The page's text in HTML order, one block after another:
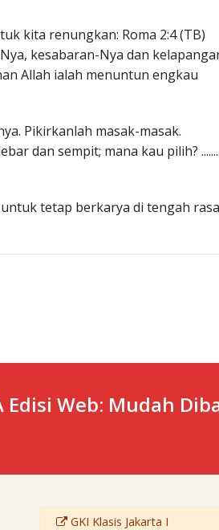
kita renungkan: Roma 2:4 (TB)
kesabaran-Nya dan
Allah ialah menuntun engkau
Pikirkanlah masak-masak.
dan sempit; mana kau pilih? ........
tetap berkarya di tengah rasa
Edisi Web: Mudah
GKI Klasis Jakarta I